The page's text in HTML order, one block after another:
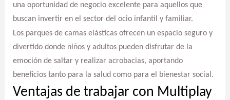
una oportunidad de negocio excelente para aquellos que
buscan invertir en el sector del ocio infantil y familiar.
Los parques de camas elásticas ofrecen un espacio seguro y
divertido donde niños y adultos pueden disfrutar de la
emoción de saltar y realizar acrobacias, aportando
beneficios tanto para la salud como para el bienestar social.
Ventajas de trabajar con Multiplay